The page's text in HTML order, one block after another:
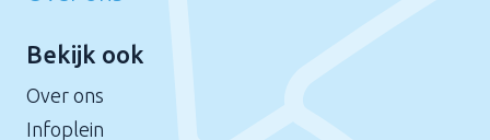
Bekijk ook
Over ons
Infoplein